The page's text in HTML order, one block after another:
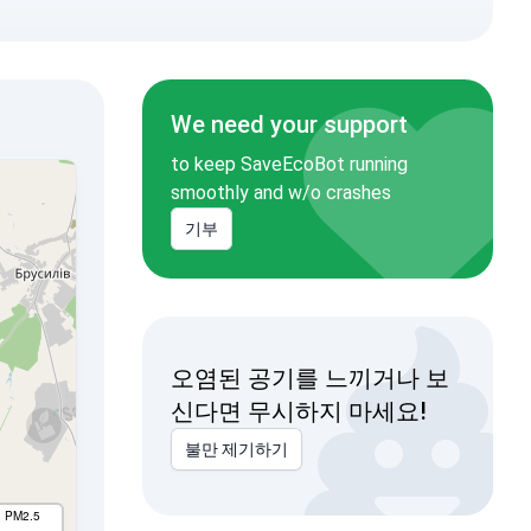
PM2.5
We need your support
to keep SaveEcoBot running
smoothly and w/o crashes
기부
오염된 공기를 느끼거나 보
신다면 무시하지 마세요!
불만 제기하기